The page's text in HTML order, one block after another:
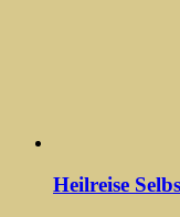
Heilreise